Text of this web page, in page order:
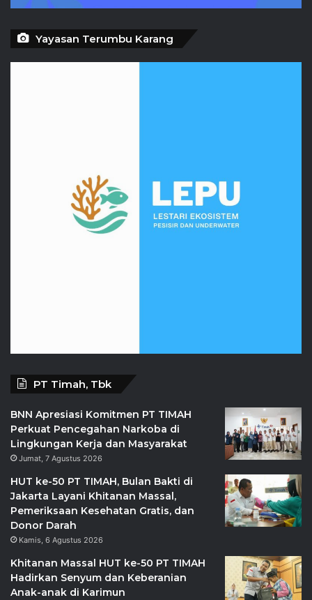
Yayasan Terumbu Karang
PT Timah, Tbk
BNN Apresiasi Komitmen PT TIMAH
Perkuat Pencegahan Narkoba di
Lingkungan Kerja dan Masyarakat
Jumat, 7 Agustus 2026
HUT ke-50 PT TIMAH, Bulan Bakti di
Jakarta Layani Khitanan Massal,
Pemeriksaan Kesehatan Gratis, dan
Donor Darah
Kamis, 6 Agustus 2026
Khitanan Massal HUT ke-50 PT TIMAH
Hadirkan Senyum dan Keberanian
Anak-anak di Karimun